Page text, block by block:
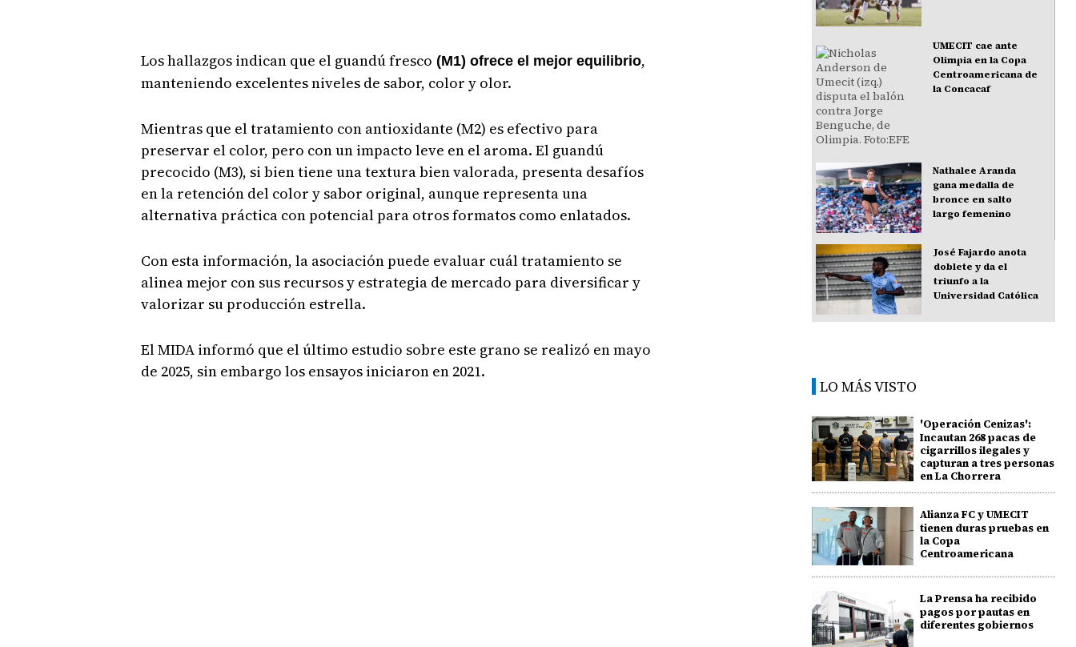
Los hallazgos indican que el guandú fresco (M1) ofrece el mejor equilibrio,
manteniendo excelentes niveles de sabor, color y olor.
Mientras que el tratamiento con antioxidante (M2) es efectivo para
preservar el color, pero con un impacto leve en el aroma. El guandú
precocido (M3), si bien tiene una textura bien valorada, presenta desafíos
en la retención del color y sabor original, aunque representa una
alternativa práctica con potencial para otros formatos como enlatados.
Con esta información, la asociación puede evaluar cuál tratamiento se
alinea mejor con sus recursos y estrategia de mercado para diversificar y
valorizar su producción estrella.
El MIDA informó que el último estudio sobre este grano se realizó en mayo
de 2025, sin embargo los ensayos iniciaron en 2021.
UMECIT cae ante
Olimpia en la Copa
Centroamericana de
la Concacaf
Nathalee Aranda
gana medalla de
bronce en salto
largo femenino
José Fajardo anota
doblete y da el
triunfo a la
Universidad Católica
LO MÁS VISTO
'Operación Cenizas':
Incautan 268 pacas de
cigarrillos ilegales y
capturan a tres personas
en La Chorrera
Alianza FC y UMECIT
tienen duras pruebas en
la Copa
Centroamericana
La Prensa ha recibido
pagos por pautas en
diferentes gobiernos